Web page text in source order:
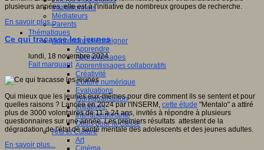
Institutionnels
Médiateurs
Parents
Thématiques
Apprendre et enseigner
Apprendre
Apprentissages
Apprentissages collaboratifs
Créativité
Culture numérique
Evaluations
Individualisation
Initiatives
Interdisciplinarité
Outils pour la classe
Arts et Culture
Art
Cinéma
plusieurs années, elle est à l'initiative de nombreux groupes de recherche.
En savoir plus...
Ce qui tracasse les jeunes
lundi, 18 novembre 2024
Fait marquant
Qui mieux que les jeunes eux-mêmes pour dire comment ils se sentent et pour
quelles raisons ? Lancée en 2024 par l'INSERM, cette étude "Mentalo" a attiré
plus de 3000 volontaires de 11 à 24 ans, invités à répondre à plusieurs
questionnaires sur une année. Les premiers résultats attestent de la
dégradation de l'état de santé mentale des adolescents et des jeunes adultes.
En savoir plus...